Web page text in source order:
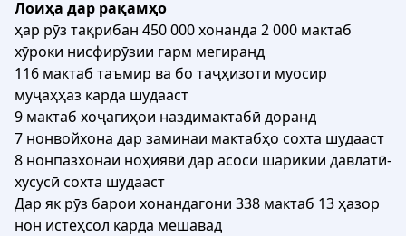
Лоиҳа дар рақамҳо
ҳар рӯз тақрибан 450 000 хонанда 2 000 мактаб
хӯроки нисфирӯзии гарм мегиранд
116 мактаб таъмир ва бо таҷҳизоти муосир
муҷаҳҳаз карда шудааст
9 мактаб хоҷагиҳои наздимактабӣ доранд
7 нонвойхона дар заминаи мактабҳо сохта шудааст
8 нонпазхонаи ноҳиявӣ дар асоси шарикии давлатӣ-
хусусӣ сохта шудааст
Дар як рӯз барои хонандагони 338 мактаб 13 ҳазор
нон истеҳсол карда мешавад